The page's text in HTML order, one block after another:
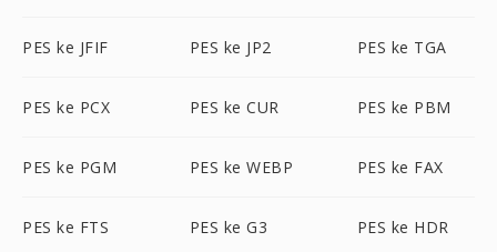
PES ke JFIF PES ke JP2 PES ke TGA
PES ke PCX PES ke CUR PES ke PBM
PES ke PGM PES ke WEBP PES ke FAX
PES ke FTS PES ke G3 PES ke HDR